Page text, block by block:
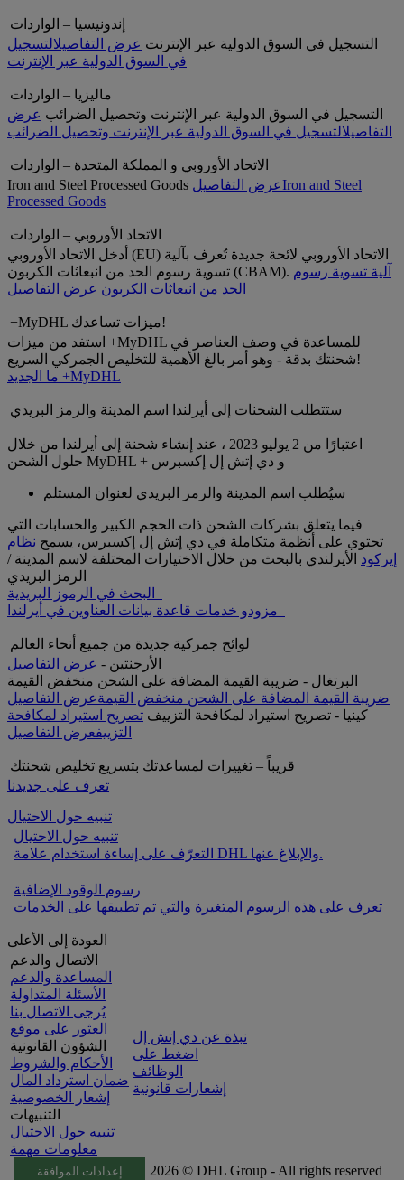
إندونيسيا – الواردات
التسجيل في السوق الدولية عبر الإنترنت عرض التفاصيلالتسجيل
في السوق الدولية عبر الإنترنت
ماليزيا – الواردات
التسجيل في السوق الدولية عبر الإنترنت وتحصيل الضرائب عرض
التفاصيلالتسجيل في السوق الدولية عبر الإنترنت وتحصيل الضرائب
الاتحاد الأوروبي و المملكة المتحدة – الواردات
Iron and Steel Processed Goods عرض التفاصيلIron and Steel
Processed Goods
الاتحاد الأوروبي – الواردات
أدخل الاتحاد الأوروبي (EU) الاتحاد الأوروبي لائحة جديدة تُعرف بآلية
تسوية رسوم الحد من انبعاثات الكربون (CBAM). آلية تسوية رسوم
الحد من انبعاثات الكربون عرض التفاصيل
+MyDHL ميزات تساعدك!
استفد من ميزات +MyDHL للمساعدة في وصف العناصر في
شحنتك بدقة - وهو أمر بالغ الأهمية للتخليص الجمركي السريع!
ما الجديد +MyDHL
ستتطلب الشحنات إلى أيرلندا اسم المدينة والرمز البريدي
اعتبارًا من 2 يوليو 2023 ، عند إنشاء شحنة إلى أيرلندا من خلال
حلول الشحن MyDHL + و دي إتش إل إكسبرس
سيُطلب اسم المدينة والرمز البريدي لعنوان المستلم
فيما يتعلق بشركات الشحن ذات الحجم الكبير والحسابات التي
تحتوي على أنظمة متكاملة في دي إتش إل إكسبرس، يسمح نظام
إيركود الأيرلندي بالبحث من خلال الاختيارات المختلفة لاسم المدينة /
الرمز البريدي
لوائح جمركية جديدة من جميع أنحاء العالم
الأرجنتين - عرض التفاصيل
البرتغال - ضريبة القيمة المضافة على الشحن منخفض القيمة
ضريبة القيمة المضافة على الشحن منخفض القيمةعرض التفاصيل
كينيا - تصريح استيراد لمكافحة التزييف تصريح استيراد لمكافحة
التزييفعرض التفاصيل
قريباً – تغييرات لمساعدتك بتسريع تخليص شحنتك
تعرف على جديدنا
تنبيه حول الاحتيال
تنبيه حول الاحتيال
التعرّف على إساءة استخدام علامة DHL والإبلاغ عنها.
رسوم الوقود الإضافية
تعرف على هذه الرسوم المتغيرة والتي تم تطبيقها على الخدمات
العودة إلى الأعلى
المساعدة والدعم
الأسئلة المتداولة
يُرجى الاتصال بنا
العثور على موقع
الشؤون القانونية
الأحكام والشروط
ضمان استرداد المال
إشعار الخصوصية
التنبيهات
تنبيه حول الاحتيال
معلومات مهمة
نبذة عن دي إتش إل
اضغط على
الوظائف
إشعارات قانونية
إعدادات الموافقة 2026 © DHL Group - All rights reserved